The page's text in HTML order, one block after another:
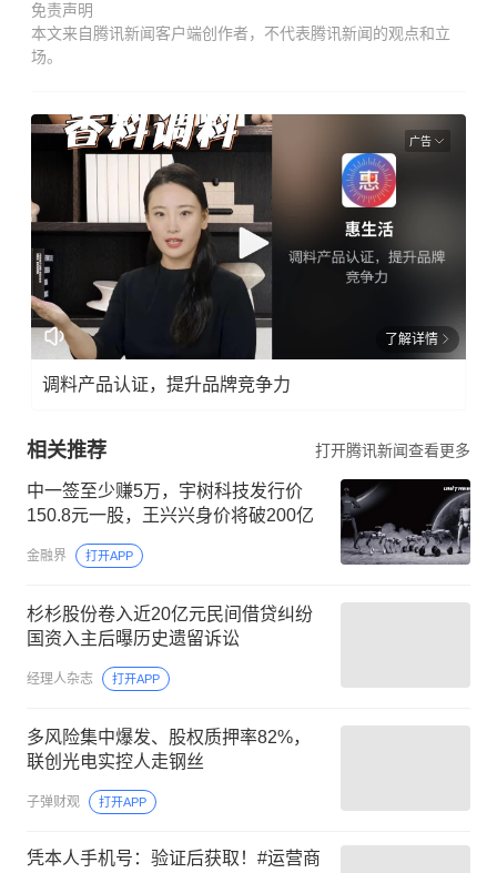
免责声明
本文来自腾讯新闻客户端创作者，不代表腾讯新闻的观点和立
场。
广告
了解详情
调料产品认证，提升品牌竞争力
相关推荐 打开腾讯新闻查看更多
中一签至少赚5万，宇树科技发行价
150.8元一股，王兴兴身价将破200亿
金融界 打开APP
杉杉股份卷入近20亿元民间借贷纠纷
国资入主后曝历史遗留诉讼
经理人杂志 打开APP
多风险集中爆发、股权质押率82%，
联创光电实控人走钢丝
子弹财观 打开APP
凭本人手机号：验证后获取！#运营商